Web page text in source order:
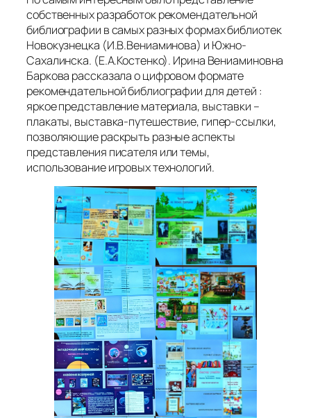
собственных разработок рекомендательной
библиографии в самых разных формах библиотек
Новокузнецка (И.В.Вениаминова) и Южно-
Сахалинска. (Е.А.Костенко). Ирина Вениаминовна
Баркова рассказала о цифровом формате
рекомендательной библиографии для детей :
яркое представление материала, выставки –
плакаты, выставка-путешествие, гипер-ссылки,
позволяющие раскрыть разные аспекты
представления писателя или темы,
использование игровых технологий.